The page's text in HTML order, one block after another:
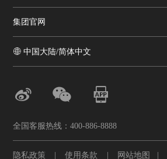
集团官网
中国大陆/简体中文
全国客服热线：400-886-8888
隐私政策 | 使用条款 | 网站地图 |